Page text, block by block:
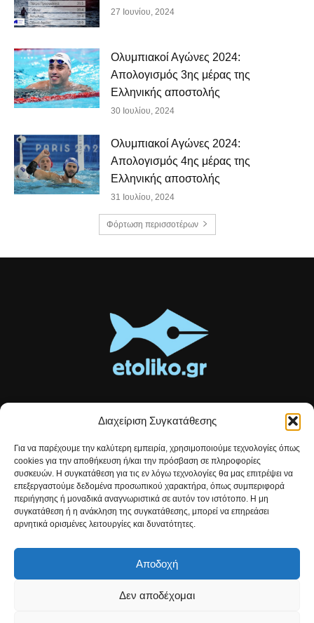
Διαχείριση Συγκατάθεσης
Για να παρέχουμε την καλύτερη εμπειρία, χρησιμοποιούμε τεχνολογίες όπως
cookies για την αποθήκευση ή/και την πρόσβαση σε πληροφορίες
συσκευών. Η συγκατάθεση για τις εν λόγω τεχνολογίες θα μας επιτρέψει να
επεξεργαστούμε δεδομένα προσωπικού χαρακτήρα, όπως συμπεριφορά
περιήγησης ή μοναδικά αναγνωριστικά σε αυτόν τον ιστότοπο. Η μη
συγκατάθεση ή η ανάκληση της συγκατάθεσης, μπορεί να επηρεάσει
αρνητικά ορισμένες λειτουργίες και δυνατότητες.
Αποδοχή
Δεν αποδέχομαι
27 Ιουνίου, 2024
Ολυμπιακοί Αγώνες 2024:
Απολογισμός 3ης μέρας της
Ελληνικής αποστολής
30 Ιουλίου, 2024
Ολυμπιακοί Αγώνες 2024:
Απολογισμός 4ης μέρας της
Ελληνικής αποστολής
31 Ιουλίου, 2024
Φόρτωση περισσοτέρων
Τοπικές ειδήσεις, αναλύσεις και ιστορίες από το Αιτωλικό
Αρθρογραφία που συνδέει, εμπνέει και ενημερώνει.
Επικοινωνήστε μαζί μας:etolikogr@gmail.com
ΒΡΕΙΤΕ ΜΑΣ